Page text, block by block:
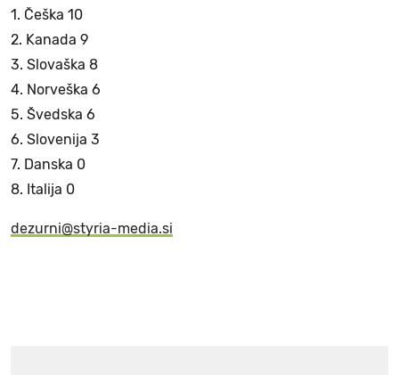
1. Češka 10
2. Kanada 9
3. Slovaška 8
4. Norveška 6
5. Švedska 6
6. Slovenija 3
7. Danska 0
8. Italija 0
dezurni@styria-media.si